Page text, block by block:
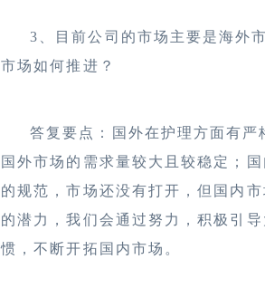
3、目前公司的市场主要是海外
市场如何推进？
答复要点：国外在护理方面有严
国外市场的需求量较大且较稳定；
的规范，市场还没有打开，但国内
的潜力，我们会通过努力，积极引导
惯，不断开拓国内市场。